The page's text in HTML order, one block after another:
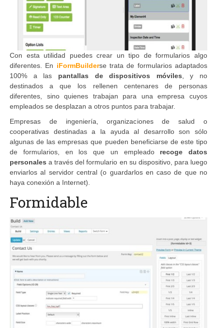
Con esta utilidad puedes crear un tipo de formularios algo
diferentes. En iFormBuilderse trata de formularios adaptados
100% a las pantallas de dispositivos móviles , y no
destinados a que los rellenen centenares de personas
diferentes, sino quienes trabajan para una empresa cuyos
empleados se desplazan a otros puntos para trabajar.
Empresas de ingeniería, organizaciones de salud o
cooperativas destinadas a la ayuda al desarrollo son sólo
algunas de las empresas que pueden beneficiarse de este tipo
de formularios, en los que un empleado recoge datos
personales a través del formulario en su dispositivo, para luego
enviarlos al servidor central (o guardarlos en caso de que no
haya conexión a Internet).
Formidable